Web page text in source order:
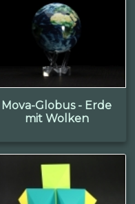
Mova-Globus - Erde
mit Wolken